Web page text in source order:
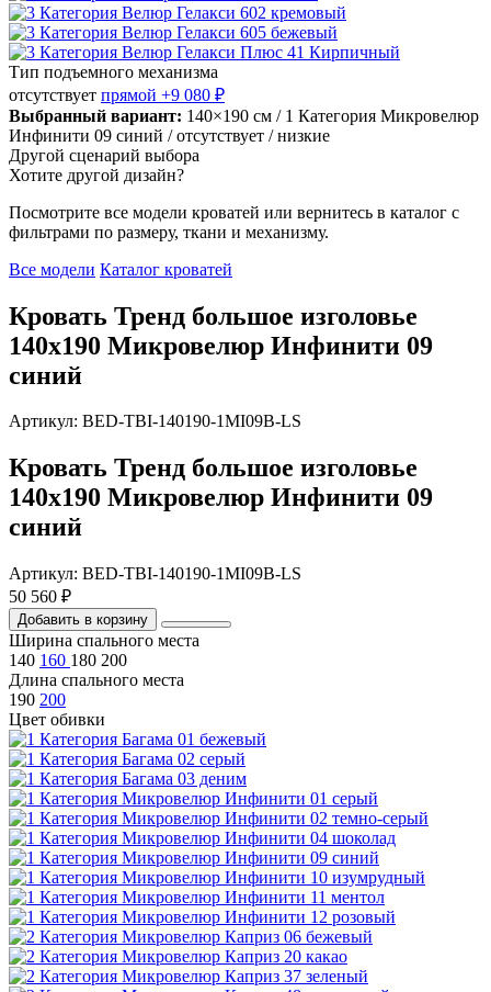
Тип подъемного механизма
отсутствует прямой +9 080 ₽
Выбранный вариант: 140×190 см / 1 Категория Микровелюр
Инфинити 09 синий / отсутствует / низкие
Другой сценарий выбора
Хотите другой дизайн?
Посмотрите все модели кроватей или вернитесь в каталог с
фильтрами по размеру, ткани и механизму.
Все модели Каталог кроватей
Кровать Тренд большое изголовье
140х190 Микровелюр Инфинити 09
синий
Артикул: BED-TBI-140190-1MI09B-LS
Кровать Тренд большое изголовье
140х190 Микровелюр Инфинити 09
синий
Артикул: BED-TBI-140190-1MI09B-LS
50 560 ₽
Добавить в корзину
Ширина спального места
140 160 180 200
Длина спального места
190 200
Цвет обивки